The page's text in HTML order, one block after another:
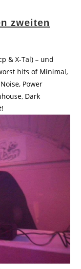
zweiten
& X-Tal) – und
hits of Minimal,
Power
Dark